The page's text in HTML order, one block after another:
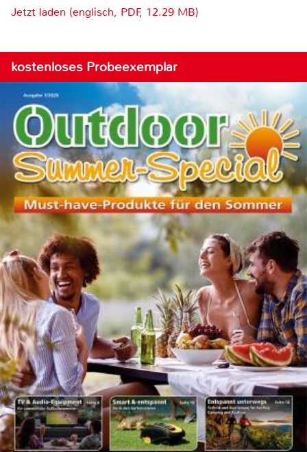
Jetzt laden (englisch, PDF, 12.29 MB)
kostenloses Probeexemplar